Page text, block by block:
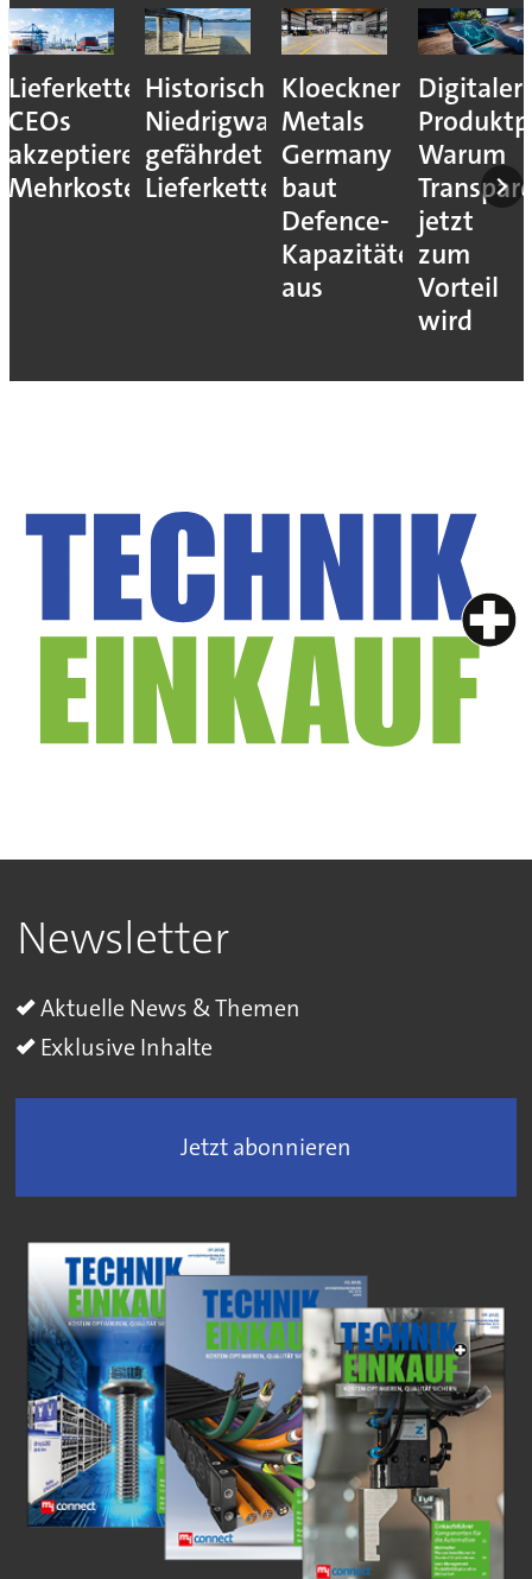
Lieferkettenresilienz:
CEOs
akzeptieren
Mehrkosten
Historisches
Niedrigwasser
gefährdet
Lieferketten
Kloeckner
Metals
Germany
baut
Defence-
Kapazitäten
aus
Digitaler
Warum
jetzt
zum
Vorteil
wird
Newsletter
Aktuelle News & Themen
Exklusive Inhalte
Jetzt abonnieren